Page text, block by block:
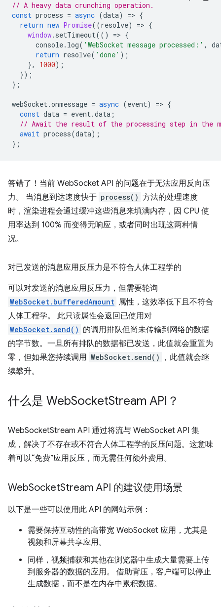
// A heavy data crunching operation.
const process = async (data) => {
return new Promise((resolve) => {
window. setTimeout(() => {
console. log( 'WebSocket message processed:' ,
return resolve( 'done' );
},
1000);
});
};
webSocket.onmessage = async (event) => {
const data = event.data ;
// Await the result of the processing step in the
await process(data);
};
答错了！当前 WebSocket API 的问题在于无法应用反向压
力。 当消息到达速度快于 process() 方法的处理速度
时，渲染进程会通过缓冲这些消息来填满内存，因 CPU 使
用率达到 100% 而变得无响应，或者同时出现这两种情
况。
对已发送的消息应用反压力是不符合人体工程学的
可以对发送的消息应用反压力，但需要轮询
WebSocket.bufferedAmount 属性，这效率低下且不符合
人体工程学。 此只读属性会返回已使用对
WebSocket.send() 的调用排队但尚未传输到网络的数据
的字节数。一旦所有排队的数据都已发送，此值就会重置为
零，但如果您持续调用 WebSocket.send()
，此值就会继
续攀升。
什么是 WebSocketStream API？
WebSocketStream API 通过将流与 WebSocket API 集
成，解决了不存在或不符合人体工程学的反压问题。这意味
着可以“免费”应用反压，而无需任何额外费用。
WebSocketStream API 的建议使用场景
以下是一些可以使用此 API 的网站示例：
需要保持互动性的高带宽 WebSocket 应用，尤其是
视频和屏幕共享应用。
同样，视频捕获和其他在浏览器中生成大量需要上传
到服务器的数据的应用。 借助背压，客户端可以停止
生成数据，而不是在内存中累积数据。